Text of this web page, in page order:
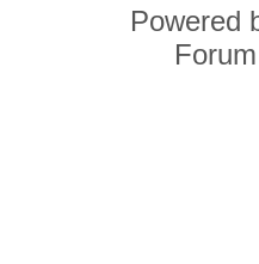
Powered